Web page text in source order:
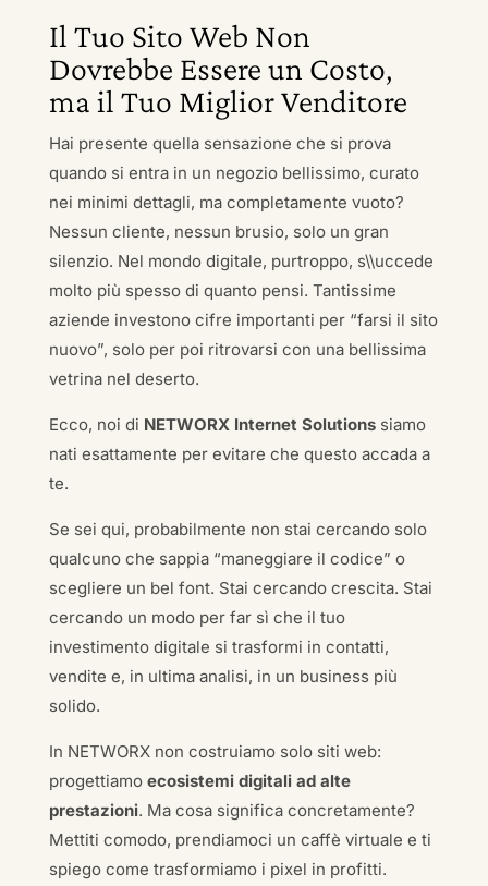
Il Tuo Sito Web Non
Dovrebbe Essere un Costo,
ma il Tuo Miglior Venditore
Hai presente quella sensazione che si prova
quando si entra in un negozio bellissimo, curato
nei minimi dettagli, ma completamente vuoto?
Nessun cliente, nessun brusio, solo un gran
silenzio. Nel mondo digitale, purtroppo, s\\uccede
molto più spesso di quanto pensi. Tantissime
aziende investono cifre importanti per “farsi il sito
nuovo”, solo per poi ritrovarsi con una bellissima
vetrina nel deserto.
Ecco, noi di NETWORX Internet Solutionssiamo
nati esattamente per evitare che questo accada a
te.
Se sei qui, probabilmente non stai cercando solo
qualcuno che sappia “maneggiare il codice” o
scegliere un bel font. Stai cercando crescita. Stai
cercando un modo per far sì che il tuo
investimento digitale si trasformi in contatti,
vendite e, in ultima analisi, in un business più
solido.
In NETWORX non costruiamo solo siti web:
progettiamo ecosistemi digitali ad alte
prestazioni. Ma cosa significa concretamente?
Mettiti comodo, prendiamoci un caffè virtuale e ti
spiego come trasformiamo i pixel in profitti.